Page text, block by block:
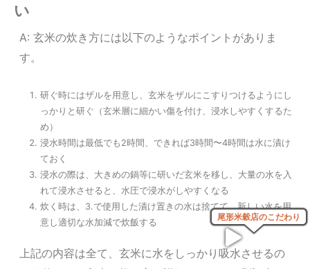
い
A: 玄米の炊き方には以下のようなポイントがありま
す。
研ぐ時にはザルを用意し、玄米をザルにこすりつけるようにし
っかりと研ぐ（玄米層に細かい傷を付け、浸水しやすくするた
め）
浸水時間は最低でも2時間、できれば3時間〜4時間は水に漬け
ておく
浸水の際は、大きめの鍋等に研いだ玄米を移し、大量の水を入
れて浸水させると、水圧で浸水がしやすくなる
炊く時は、3.で使用した漬け置きの水は捨てて、新しい水を用
意し適切な水加減で炊飯する
上記の内容は全て、玄米に水をしっかり吸水させるの
尾形米穀店のこだわり